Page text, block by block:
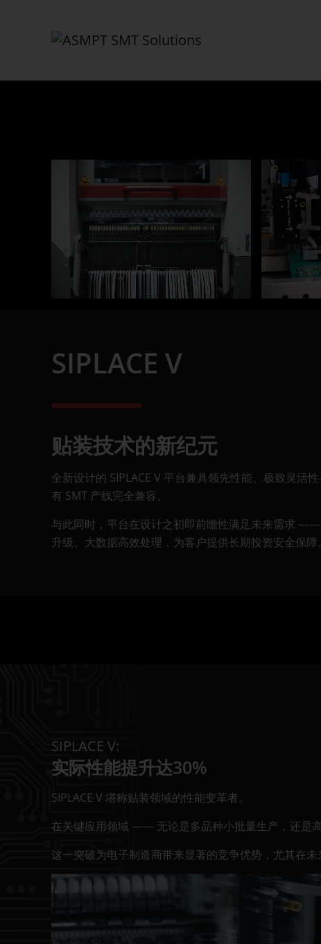
产品
智慧工厂
印刷解决方案
检测解决方案
先进封装
服务解决方案
工艺支持产品
SIPLACE V
贴装技术的新纪元
全新设计的 SIPLACE V 平台兼具领先性能、极致灵活
有 SMT 产线完全兼容。
与此同时，平台在设计之初即前瞻性满足未来需求
升级、大数据高效处理，为客户提供长期投资安全保障。
SIPLACE V:
实际性能提升达30%
SIPLACE V 堪称贴装领域的性能变革者。
在关键应用领域 —— 无论是多品种小批量生产，还是
这一突破为电子制造商带来显著的竞争优势，尤其在未